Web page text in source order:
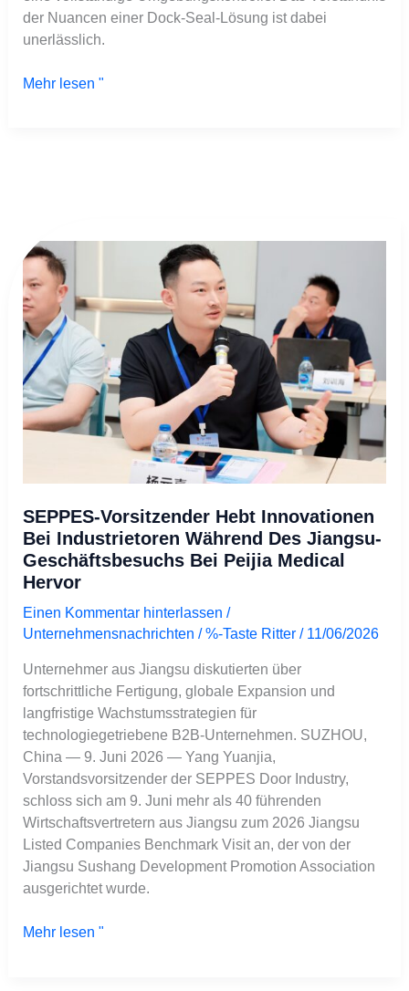
der Nuancen einer Dock-Seal-Lösung ist dabei
unerlässlich.
Mehr lesen "
SEPPES-Vorsitzender Hebt Innovationen
Bei Industrietoren Während Des Jiangsu-
Geschäftsbesuchs Bei Peijia Medical
Hervor
Einen Kommentar hinterlassen /
Unternehmensnachrichten / %-Taste Ritter / 11/06/2026
Unternehmer aus Jiangsu diskutierten über
fortschrittliche Fertigung, globale Expansion und
langfristige Wachstumsstrategien für
technologiegetriebene B2B-Unternehmen. SUZHOU,
China — 9. Juni 2026 — Yang Yuanjia,
Vorstandsvorsitzender der SEPPES Door Industry,
schloss sich am 9. Juni mehr als 40 führenden
Wirtschaftsvertretern aus Jiangsu zum 2026 Jiangsu
Listed Companies Benchmark Visit an, der von der
Jiangsu Sushang Development Promotion Association
ausgerichtet wurde.
Vorsitzender
hebt
Innovationen
bei
Industrietoren
während
des
Jiangsu-
Geschäftsbesuchs
hervor
Mehr lesen "